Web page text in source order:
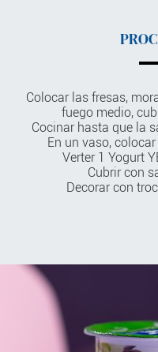
Colocar las fresas,
fuego medio,
Cocinar hasta que la
En un vaso,
Verter 1 Yogurt
Cubrir con
Decorar con